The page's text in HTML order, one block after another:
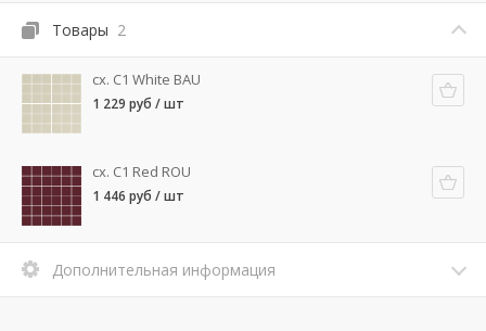
Товары 2
cx. C1 White BAU
1 229 руб / шт
cx. C1 Red ROU
1 446 руб / шт
Дополнительная информация